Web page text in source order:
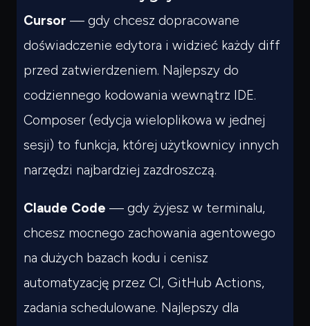
Cursor — gdy chcesz dopracowane
doświadczenie edytora i widzieć każdy diff
przed zatwierdzeniem. Najlepszy do
codziennego kodowania wewnątrz IDE.
Composer (edycja wieloplikowa w jednej
sesji) to funkcja, której użytkownicy innych
narzędzi najbardziej zazdroszczą.
Claude Code — gdy żyjesz w terminalu,
chcesz mocnego zachowania agentowego
na dużych bazach kodu i cenisz
automatyzację przez CI, GitHub Actions,
zadania schedulowane. Najlepszy dla